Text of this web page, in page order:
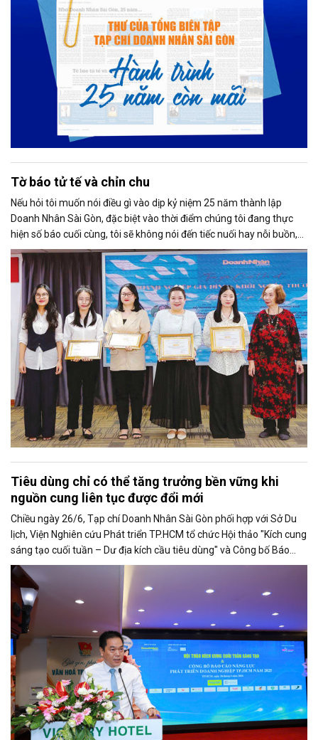
Tờ báo tử tế và chỉn chu
Nếu hỏi tôi muốn nói điều gì vào dịp kỷ niệm 25 năm thành lập
Doanh Nhân Sài Gòn, đặc biệt vào thời điểm chúng tôi đang thực
hiện số báo cuối cùng, tôi sẽ không nói đến tiếc nuối hay nỗi buồn,
thay vào đó là niềm tự hào. Bởi khi nghĩ về Doanh Nhân Sài Gòn, tôi
luôn nghĩ đó là một tờ báo “tử tế, chỉn chu”. Những điều tưởng như
rất bình thường ấy đã nuôi dưỡng tôi suốt 25 năm làm nghề. Và có
lẽ sẽ còn theo tôi đến hết cuộc đời cầm bút.
Tiêu dùng chỉ có thể tăng trưởng bền vững khi
nguồn cung liên tục được đổi mới
Chiều ngày 26/6, Tạp chí Doanh Nhân Sài Gòn phối hợp với Sở Du
lịch, Viện Nghiên cứu Phát triển TP.HCM tổ chức Hội thảo "Kích cung
sáng tạo cuối tuần – Dư địa kích cầu tiêu dùng" và Công bố Báo
cáo năng lực phát triển doanh nghiệp TP.HCM năm 2025. Trân
trọng giới thiệu phát biểu của ông Võ Hồng Sơn - Trưởng đại diện
Văn phòng Bộ Công Thương khu vực phía Nam tại Hội thảo.